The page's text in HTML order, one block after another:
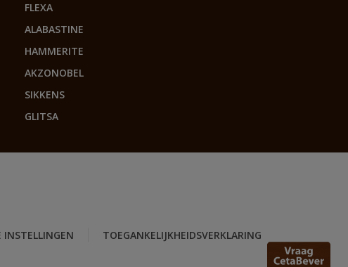
FLEXA
ALABASTINE
HAMMERITE
AKZONOBEL
SIKKENS
GLITSA
INSTELLINGEN TOEGANKELIJKHEIDSVERKLARING